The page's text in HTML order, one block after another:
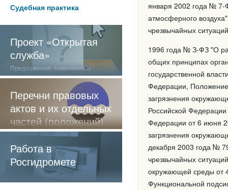
Судебная практика
Проект «Открытая
служба»
Предложения, замечания и
отзывы о нашей работе
Перечни правовых
актов и их отдельных
частей (положений),
содержащие
обязательные
требования
Работа в
Росгидромете
января 2002 года №
атмосферного
чрезвычайных
1996 года № З-ФЗ "О
общих принципах
государственной
Федерации,
загрязнения
Российской
Федерации от 6 июня
загрязнения
декабря 2003 года №
чрезвычайных
окружающей среды от
Функциональной